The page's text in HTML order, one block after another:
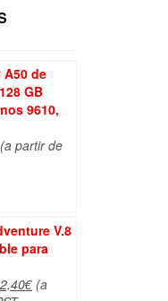
A50 de
GB
9610,
(a partir de
V.8
para
€El(a